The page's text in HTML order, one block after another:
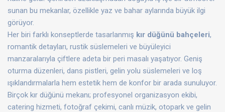
sunan bu mekanlar, özellikle yaz ve bahar aylarında büyük ilgi
görüyor.
Her biri farklı konseptlerde tasarlanmış kır düğünü bahçeleri,
romantik detayları, rustik süslemeleri ve büyüleyici
manzaralarıyla çiftlere adeta bir peri masalı yaşatıyor. Geniş
oturma düzenleri, dans pistleri, gelin yolu süslemeleri ve loş
ışıklandırmalarla hem estetik hem de konfor bir arada sunuluyor.
Birçok kır düğünü mekanı; profesyonel organizasyon ekibi,
catering hizmeti, fotoğraf çekimi, canlı müzik, otopark ve gelin